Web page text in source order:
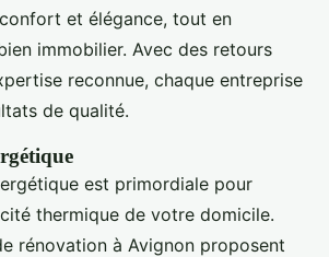
et élégance, tout en
immobilier. Avec des retours
reconnue, chaque entreprise
de qualité.
est primordiale pour
thermique de votre domicile.
rénovation à Avignon proposent